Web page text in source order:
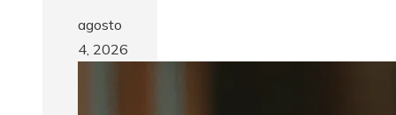
agosto
4, 2026